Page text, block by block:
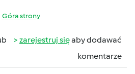
Góra strony
zarejestruj sięaby dodawać
komentarze